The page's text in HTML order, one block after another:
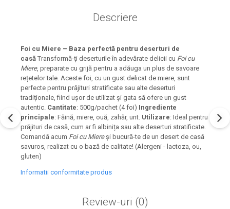
Descriere
Foi cu Miere – Baza perfectă pentru deserturi de
casă Transformă-ți deserturile în adevărate delicii cu Foi cu
Miere, preparate cu grijă pentru a adăuga un plus de savoare
rețetelor tale. Aceste foi, cu un gust delicat de miere, sunt
perfecte pentru prăjituri stratificate sau alte deserturi
tradiționale, fiind ușor de utilizat și gata să ofere un gust
autentic. Cantitate: 500g/pachet (4 foi) Ingrediente
principale: Făină, miere, ouă, zahăr, unt. Utilizare: Ideal pentru
prăjituri de casă, cum ar fi albinița sau alte deserturi stratificate.
Comandă acum Foi cu Miereși bucură-te de un desert de casă
savuros, realizat cu o bază de calitate! (Alergeni - lactoza, ou,
gluten)
Informatii conformitate produs
Review-uri (0)